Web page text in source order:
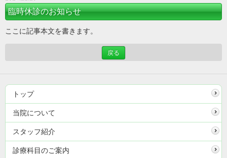
臨時休診のお知らせ
ここに記事本文を書きます。
戻る
トップ
当院について
スタッフ紹介
診療科目のご案内